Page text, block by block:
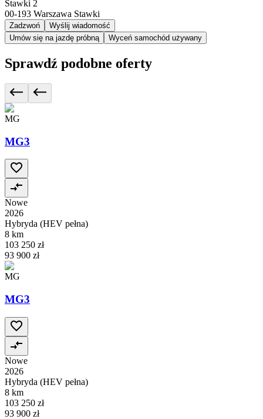
Stawki 2
00-193 Warszawa Stawki
Zadzwoń
Wyślij wiadomość
Umów się na jazdę próbną
Wyceń samochód używany
Sprawdź podobne oferty
MG
MG3
Nowe
2026
Hybryda (HEV pełna)
8 km
103 250 zł
93 900 zł
MG
MG3
Nowe
2026
Hybryda (HEV pełna)
8 km
103 250 zł
93 900 zł